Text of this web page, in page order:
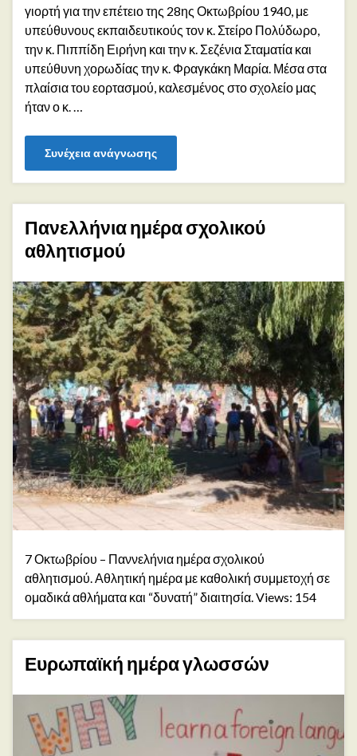
γιορτή για την επέτειο της 28ης Οκτωβρίου 1940, με
υπεύθυνους εκπαιδευτικούς τον κ. Στείρο Πολύδωρο,
την κ. Πιππίδη Ειρήνη και την κ. Σεζένια Σταματία και
υπεύθυνη χορωδίας την κ. Φραγκάκη Μαρία. Μέσα στα
πλαίσια του εορτασμού, καλεσμένος στο σχολείο μας
ήταν ο κ. …
Συνέχεια ανάγνωσης
Πανελλήνια ημέρα σχολικού
αθλητισμού
7 Οκτωβρίου – Παννελήνια ημέρα σχολικού
αθλητισμού. Αθλητική ημέρα με καθολική συμμετοχή σε
ομαδικά αθλήματα και “δυνατή” διαιτησία. Views: 154
Ευρωπαϊκή ημέρα γλωσσών